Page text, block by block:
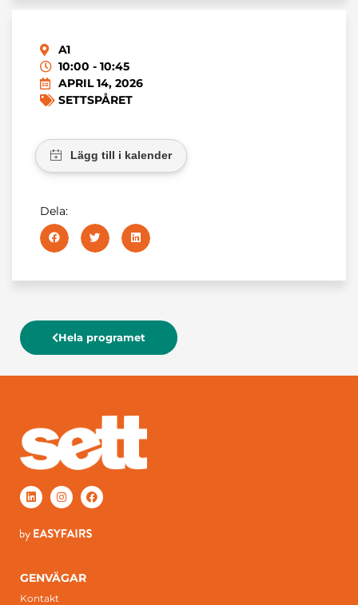
A1
10:00 - 10:45
APRIL 14, 2026
SETTSPÅRET
Dela:
Hela programet
GENVÄGAR
Kontakt